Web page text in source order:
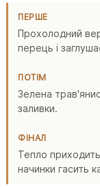
ПЕРШЕ
Прохолодний
перець і
ПОТІМ
Зелена
заливки.
ФІНАЛ
Тепло
начинки гасить